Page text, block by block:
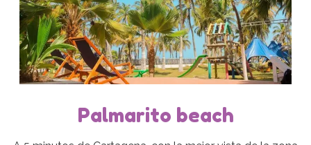
Palmarito beach